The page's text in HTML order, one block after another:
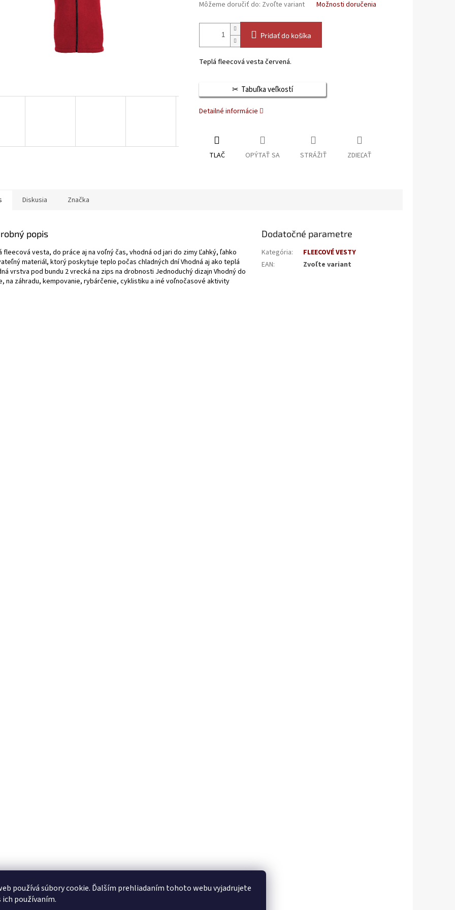
používá súbory cookie. Ďalším prehliadaním tohoto webu vyjadrujete
ich používaním.
Môžeme doručiť do: Zvoľte variant Možnosti doručenia
Pridať do košíka
Teplá fleecová vesta červená.
Tabuľka veľkostí
Detailné informácie
TLAČ OPÝTAŤ SA STRÁŽIŤ ZDIEĽAŤ
Diskusia Značka
popis
fleecová vesta, do práce aj na voľný čas, vhodná od jari do zimy Ľahký, ľahko
materiál, ktorý poskytuje teplo počas chladných dní Vhodná aj ako teplá
vrstva pod bundu 2 vrecká na zips na drobnosti Jednoduchý dizajn Vhodný do
na záhradu, kempovanie, rybárčenie, cyklistiku a iné voľnočasové aktivity
Dodatočné parametre
Kategória:
FLEECOVÉ VESTY
EAN: Zvoľte variant